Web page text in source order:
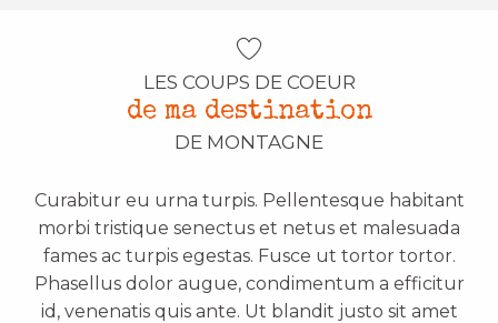
LES COUPS DE COEUR
de ma destination
DE MONTAGNE
Curabitur eu urna turpis. Pellentesque habitant
morbi tristique senectus et netus et malesuada
fames ac turpis egestas. Fusce ut tortor tortor.
Phasellus dolor augue, condimentum a efficitur
id, venenatis quis ante. Ut blandit justo sit amet